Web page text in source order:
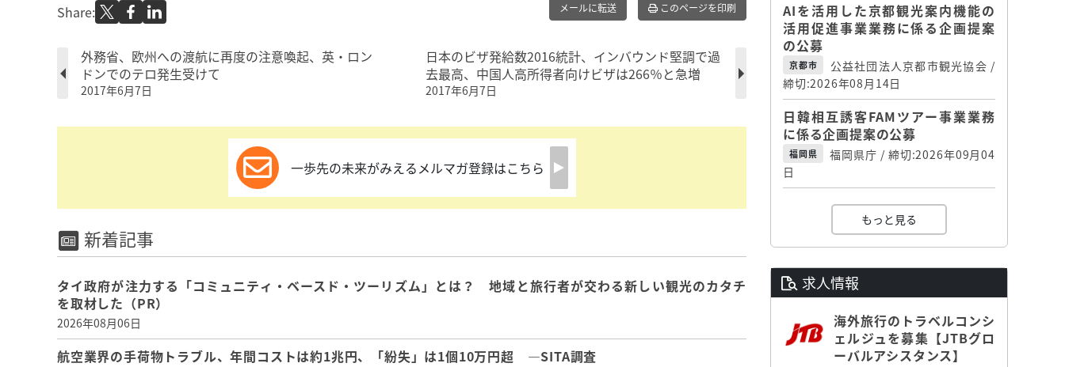
Share: メールに転送 このページを印刷
外務省、欧州への渡航に再度の注意喚起、英・ロン
ドンでのテロ発生受けて
2017年6月7日
日本のビザ発給数2016統計、インバウンド堅調で過
去最高、中国人高所得者向けビザは266％と急増
2017年6月7日
一歩先の未来がみえるメルマガ登録はこちら
新着記事
タイ政府が注力する「コミュニティ・ベースド・ツーリズム」とは？ 地域と旅行者が交わる新しい観光のカタチ
を取材した（PR）
2026年08月06日
航空業界の手荷物トラブル、年間コストは約1兆円、「紛失」は1個10万円超 ―SITA調査
AIを活用した京都観光案内機能の
活用促進事業業務に係る企画提案
の公募
京都市
公益社団法人京都市観光協会 /
締切:2026年08月14日
日韓相互誘客FAMツアー事業業務
に係る企画提案の公募
福岡県
福岡県庁 / 締切:2026年09月04
日
もっと見る
求人情報
海外旅行のトラベルコンシ
ェルジュを募集【JTBグロ
ーバルアシスタンス】